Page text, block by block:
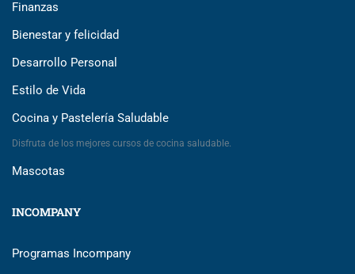
Finanzas
Bienestar y felicidad
Desarrollo Personal
Estilo de Vida
Cocina y Pastelería Saludable
Disfruta de los mejores cursos de cocina saludable.
Mascotas
INCOMPANY
Programas Incompany